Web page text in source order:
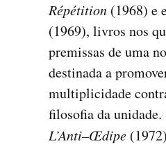
Répétition (1968) e
(1969), livros nos
premissas de uma
destinada a
multiplicidade
filosofia da unidade.
L’Anti–Œdipe (1972)